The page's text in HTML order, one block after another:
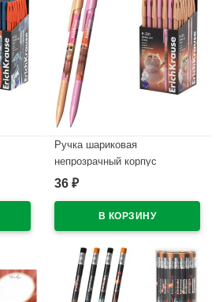
Ручка шариковая
непрозрачный корпус
(ErichKrause) Прима-кошка
арт.65352 (Ст.50)
36 ₽